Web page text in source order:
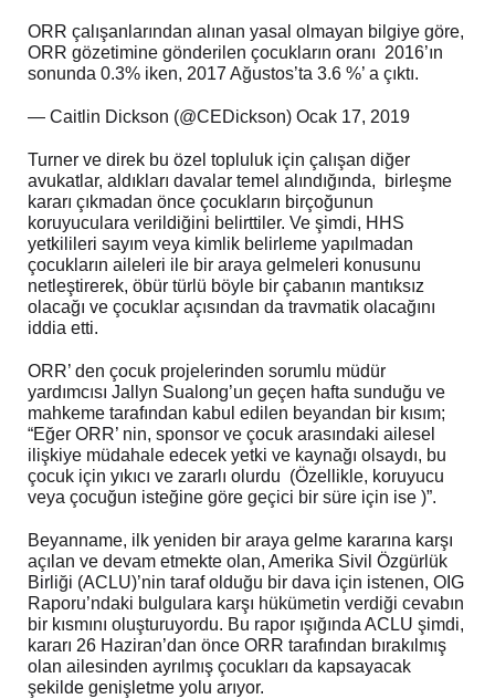
ORR çalışanlarından alınan yasal olmayan bilgiye göre,
ORR gözetimine gönderilen çocukların oranı 2016’ın
sonunda 0.3% iken, 2017 Ağustos’ta 3.6 %’ a çıktı.
— Caitlin Dickson (@CEDickson) Ocak 17, 2019
Turner ve direk bu özel topluluk için çalışan diğer
avukatlar, aldıkları davalar temel alındığında, birleşme
kararı çıkmadan önce çocukların birçoğunun
koruyuculara verildiğini belirttiler. Ve şimdi, HHS
yetkilileri sayım veya kimlik belirleme yapılmadan
çocukların aileleri ile bir araya gelmeleri konusunu
netleştirerek, öbür türlü böyle bir çabanın mantıksız
olacağı ve çocuklar açısından da travmatik olacağını
iddia etti.
ORR’ den çocuk projelerinden sorumlu müdür
yardımcısı Jallyn Sualong’un geçen hafta sunduğu ve
mahkeme tarafından kabul edilen beyandan bir kısım;
“Eğer ORR’ nin, sponsor ve çocuk arasındaki ailesel
ilişkiye müdahale edecek yetki ve kaynağı olsaydı, bu
çocuk için yıkıcı ve zararlı olurdu (Özellikle, koruyucu
veya çocuğun isteğine göre geçici bir süre için ise )”.
Beyanname, ilk yeniden bir araya gelme kararına karşı
açılan ve devam etmekte olan, Amerika Sivil Özgürlük
Birliği (ACLU)’nin taraf olduğu bir dava için istenen, OIG
Raporu’ndaki bulgulara karşı hükümetin verdiği cevabın
bir kısmını oluşturuyordu. Bu rapor ışığında ACLU şimdi,
kararı 26 Haziran’dan önce ORR tarafından bırakılmış
olan ailesinden ayrılmış çocukları da kapsayacak
şekilde genişletme yolu arıyor.